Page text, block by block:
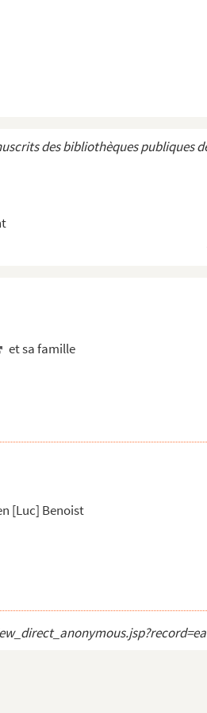
des bibliothèques publiques
et sa famille
[Luc] Benoist